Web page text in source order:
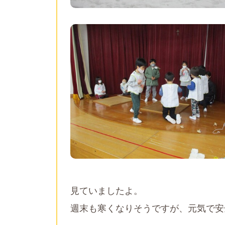
見ていましたよ。
週末も寒くなりそうですが、元気で